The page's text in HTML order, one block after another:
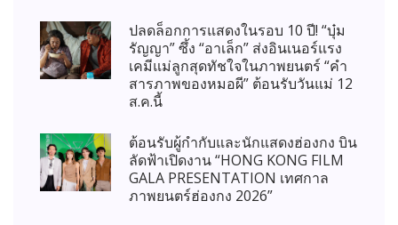
ปลดล็อกการแสดงในรอบ 10 ปี! “บุ๋ม
รัญญา” ซึ้ง “อาเล็ก” ส่งอินเนอร์แรง
เคมีแม่ลูกสุดทัชใจในภาพยนตร์ “คำ
สารภาพของหมอผี” ต้อนรับวันแม่ 12
ส.ค.นี้
ต้อนรับผู้กำกับและนักแสดงฮ่องกง บิน
ลัดฟ้าเปิดงาน “HONG KONG FILM
GALA PRESENTATION เทศกาล
ภาพยนตร์ฮ่องกง 2026”